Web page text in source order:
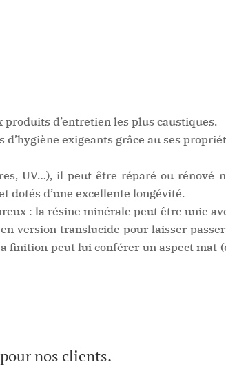
produits d’entretien les plus caustiques.
exigeants grâce au ses
UV…), il peut être réparé ou rénové
dotés d’une excellente longévité.
: la résine minérale peut être unie
version translucide pour laisser
finition peut lui conférer un aspect mat
nos clients.